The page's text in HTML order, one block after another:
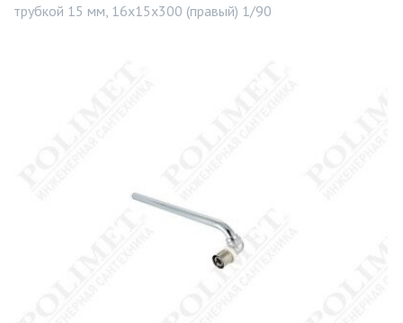
трубкой 15 мм, 16х15х300 (правый) 1/90